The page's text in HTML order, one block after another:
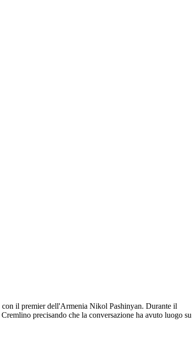
con il premier dell'Armenia Nikol Pashinyan. Durante il
precisando che la conversazione ha avuto luogo su